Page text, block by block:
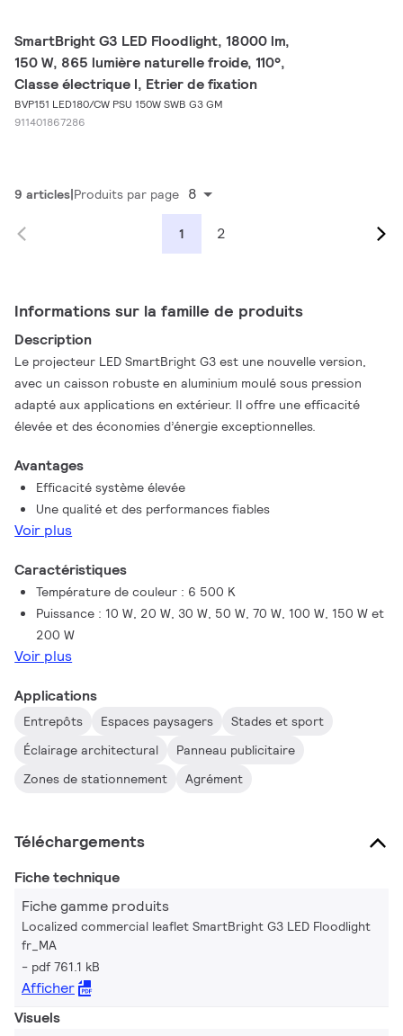
SmartBright G3 LED Floodlight, 18000 lm,
150 W, 865 lumière naturelle froide, 110°,
Classe électrique I, Etrier de fixation
BVP151 LED180/CW PSU 150W SWB G3 GM
911401867286
9 articles Produits par page 8
1 2
Informations sur la famille de produits
Description
Le projecteur LED SmartBright G3 est une nouvelle version,
avec un caisson robuste en aluminium moulé sous pression
adapté aux applications en extérieur. Il offre une efficacité
élevée et des économies d’énergie exceptionnelles.
Avantages
Efficacité système élevée
Une qualité et des performances fiables
Voir plus
Caractéristiques
Température de couleur : 6 500 K
Puissance : 10 W, 20 W, 30 W, 50 W, 70 W, 100 W, 150 W et
200 W
Voir plus
Applications
Entrepôts Espaces paysagers
Stades et sport
Éclairage architectural
Panneau publicitaire
Zones de stationnement
Agrément
Téléchargements
Fiche technique
Fiche gamme produits
Localized commercial leaflet SmartBright G3 LED Floodlight
fr_MA
pdf 761.1 kB
Afficher
Visuels